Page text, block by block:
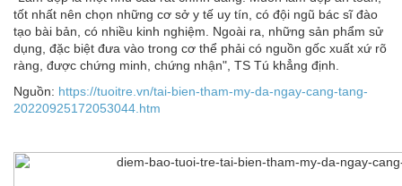
tốt nhất nên chọn những cơ sở y tế uy tín, có đội ngũ bác sĩ đào
tạo bài bản, có nhiều kinh nghiệm. Ngoài ra, những sản phẩm sử
dụng, đặc biệt đưa vào trong cơ thể phải có nguồn gốc xuất xứ rõ
ràng, được chứng minh, chứng nhận", TS Tú khẳng định.
Nguồn: https://tuoitre.vn/tai-bien-tham-my-da-ngay-cang-tang-
20220925172053044.htm